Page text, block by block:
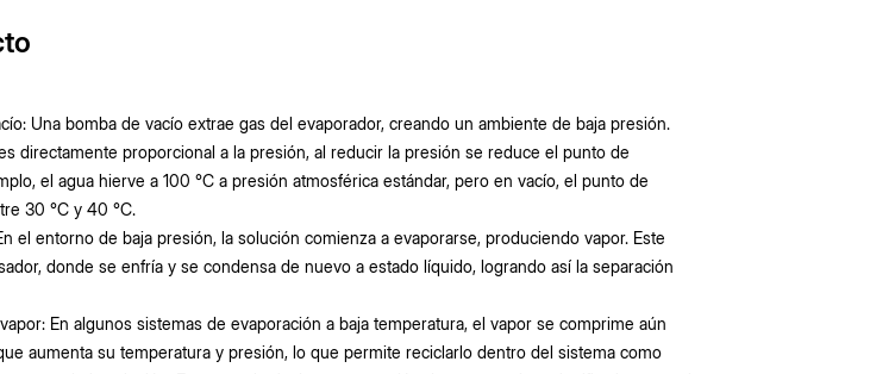
Una bomba de vacío extrae gas del evaporador, creando un ambiente de baja presión.
directamente proporcional a la presión, al reducir la presión se reduce el punto de
el agua hierve a 100 °C a presión atmosférica estándar, pero en vacío, el punto de
30 °C y 40 °C.
el entorno de baja presión, la solución comienza a evaporarse, produciendo vapor. Este
donde se enfría y se condensa de nuevo a estado líquido, logrando así la separación
En algunos sistemas de evaporación a baja temperatura, el vapor se comprime aún
aumenta su temperatura y presión, lo que permite reciclarlo dentro del sistema como